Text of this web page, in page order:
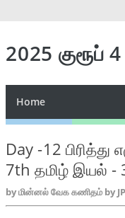
2025 குரூப் 4
Home
Day -12
7th தமிழ் இயல் -
byமின்னல் வேக கணிதம் by